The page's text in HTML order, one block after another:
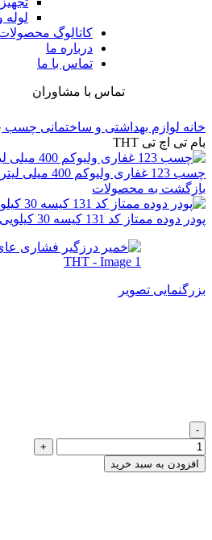
لوله
کاتالوگ
درباره ما
تماس با ما
تماس با مشاوران
خانه لوازم بهداشتی و ساختمانی چسب
بام تی اچ تی THT
چسب 123 غفاری ولیوکم 400 میلی لیتر
بازگشت به محصولات
پودر دوده ممتاز کد 131 کیسه 30 کیلویی
بزرگنمایی تصویر
افزودن به سبد خرید